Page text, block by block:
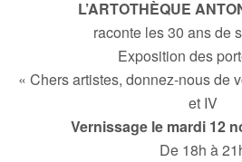
L’ARTOTHÈQUE
raconte les 30 ans de
Exposition des
« Chers artistes, donnez-nous de
et IV
Vernissage le mardi 12
De 18h à